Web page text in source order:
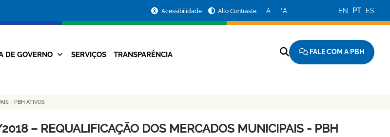
da
Prefeitura
Acessibilidade Alto Contraste −A +A EN PT ES
Navegação
DE GOVERNO SERVIÇOS TRANSPARÊNCIA FALE COM A PBH
- PBH ATIVOS
– REQUALIFICAÇÃO DOS MERCADOS MUNICIPAIS - PBH